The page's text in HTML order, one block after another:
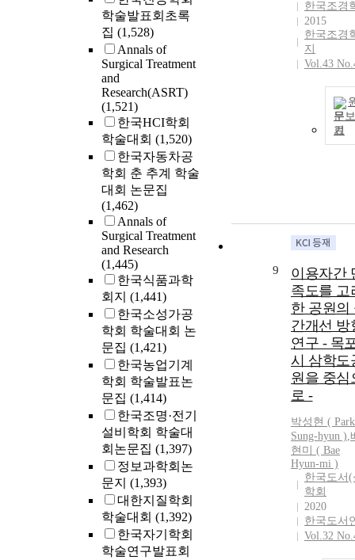
학술발표회초록
집 (1,528)
Annals of
Surgical Treatment
and
Research(ASRT)
(1,521)
한국HCI학회
학술대회 (1,520)
한국자동차공
학회 춘 추계 학술
대회 논문집
(1,462)
Annals of
Surgical Treatment
and Research
(1,445)
한국식품과학
회지 (1,441)
한국소성가공
학회 학술대회 논
문집 (1,421)
한국농업기계
학회 학술발표논
문집 (1,414)
한국조명·전기
설비학회 학술대
회논문집 (1,397)
정보과학회논
문지 (1,393)
대한지질학회
학술대회 (1,392)
한국자기학회
학술연구발표회
한국조경
2015
한국조경
지
Vol.43
문보
기
9
이용자간
족도를 고
한 공원의
간개선 방
연구 - 목
시 삼학도
원을 중심
로 -
박성현 ( Park
Sung-hyun ),
현미 ( Bae
Hyun-mi )
한국도서(
학회
2020
한국도서
Vol.32